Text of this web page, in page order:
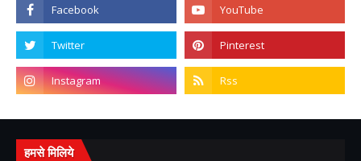
हमसे मिलिये